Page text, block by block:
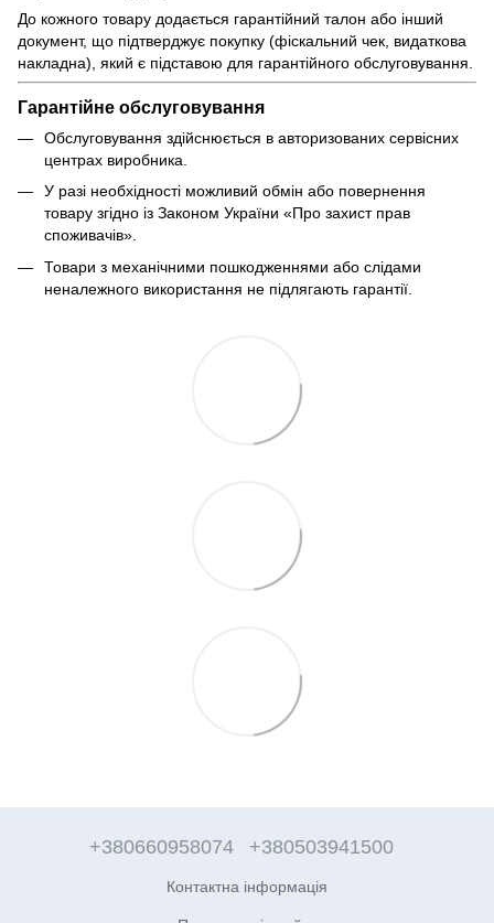
До кожного товару додається гарантійний талон або інший
документ, що підтверджує покупку (фіскальний чек, видаткова
накладна), який є підставою для гарантійного обслуговування.
Гарантійне обслуговування
Обслуговування здійснюється в авторизованих сервісних
центрах виробника.
У разі необхідності можливий обмін або повернення
товару згідно із Законом України «Про захист прав
споживачів».
Товари з механічними пошкодженнями або слідами
неналежного використання не підлягають гарантії.
+380660958074 +380503941500
Контактна інформація